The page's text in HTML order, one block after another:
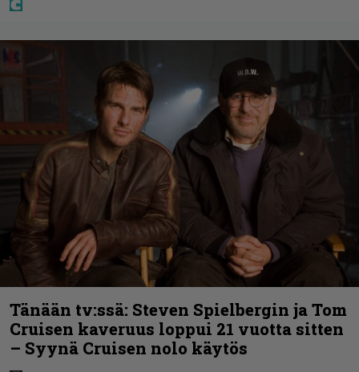
Tänään tv:ssä: Steven Spielbergin ja Tom
Cruisen kaveruus loppui 21 vuotta sitten
– Syynä Cruisen nolo käytös